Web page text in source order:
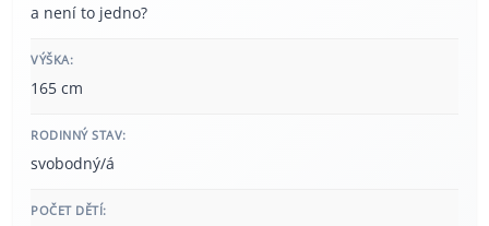
a není to jedno?
VÝŠKA:
165 cm
RODINNÝ STAV:
svobodný/á
POČET DĚTÍ: